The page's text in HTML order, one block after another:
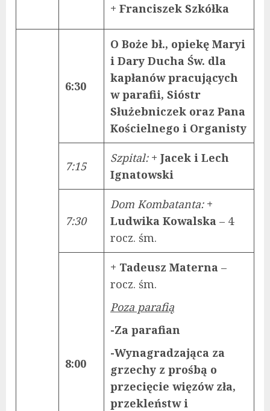
+ Franciszek Szkółka
6:30
O Boże bł., opiekę Maryi
i Dary Ducha Św. dla
kapłanów pracujących
w parafii, Sióstr
Służebniczek oraz Pana
Kościelnego i Organisty
7:15
Szpital: + Jacek i Lech
Ignatowski
7:30
Dom Kombatanta: +
Ludwika Kowalska – 4
rocz. śm.
8:00
+ Tadeusz Materna –
rocz. śm.
Poza parafią
-Za parafian
-Wynagradzająca za
grzechy z prośbą o
przecięcie więzów zła,
przekleństw i